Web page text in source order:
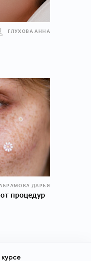
ГЛУХОВА АННА
ДАРЬЯ
процедур